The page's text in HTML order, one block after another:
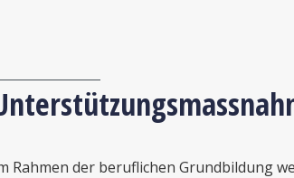
Rahmen der beruflichen Grundbildung